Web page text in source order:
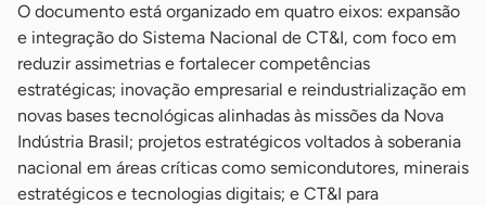
O documento está organizado em quatro eixos: expansão
e integração do Sistema Nacional de CT&I, com foco em
reduzir assimetrias e fortalecer competências
estratégicas; inovação empresarial e reindustrialização em
novas bases tecnológicas alinhadas às missões da Nova
Indústria Brasil; projetos estratégicos voltados à soberania
nacional em áreas críticas como semicondutores, minerais
estratégicos e tecnologias digitais; e CT&I para